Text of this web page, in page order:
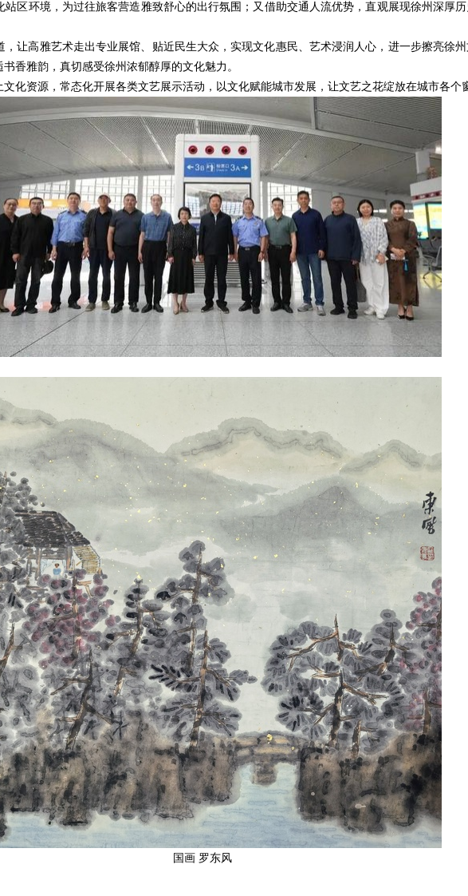
区环境，为过往旅客营造雅致舒心的出行氛围；又借助交通人流优势，直观展现徐州深厚
让高雅艺术走出专业展馆、贴近民生大众，实现文化惠民、艺术浸润人心，进一步擦亮徐
香雅韵，真切感受徐州浓郁醇厚的文化魅力。
化资源，常态化开展各类文艺展示活动，以文化赋能城市发展，让文艺之花绽放在城市各个
国画 罗东风